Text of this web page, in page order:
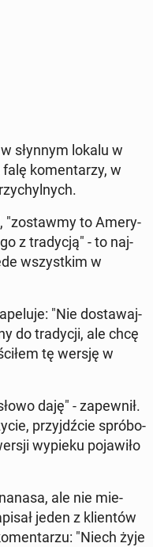
słynnym lokalu w
falę ko­men­ta­rzy, w
"zo­staw­my to Ame­ry­
z tra­dy­cją" - to naj­
wszyst­kim w
"Nie do­sta­waj­
do tra­dy­cji, ale chcę
tę wersję w
daję" - za­pew­nił.
przyjdź­cie spró­bo­
wypieku po­ja­wi­ło
ale nie mie­
jeden z klien­tów
"Niech żyje